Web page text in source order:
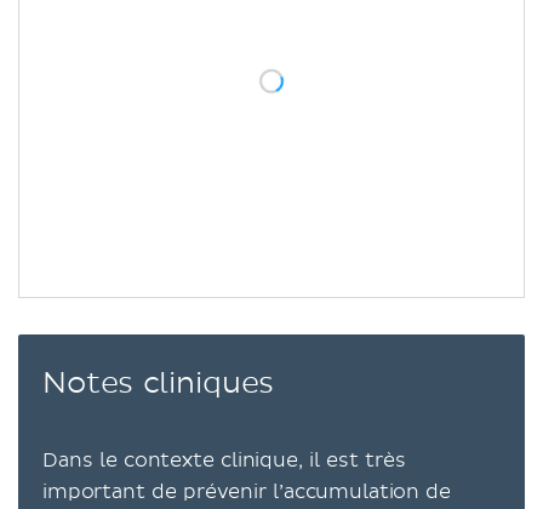
Notes cliniques
Dans le contexte clinique, il est très
important de prévenir l’accumulation de